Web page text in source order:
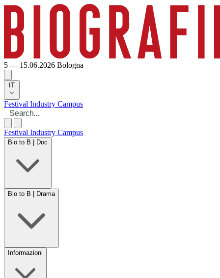
5 — 15.06.2026 Bologna
IT
Festival Industry Campus
Festival Industry Campus
Bio to B | Doc
Bio to B | Drama
Informazioni